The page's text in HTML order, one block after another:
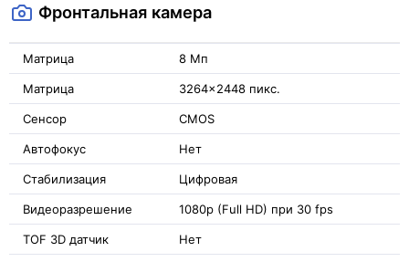
Фронтальная камера
Матрица 8 Мп
Матрица 3264x2448 пикс.
Сенсор CMOS
Автофокус Нет
Стабилизация Цифровая
Видеоразрешение 1080p (Full HD) при 30 fps
TOF 3D датчик Нет